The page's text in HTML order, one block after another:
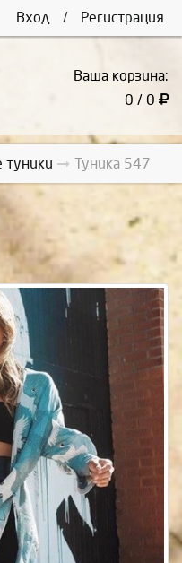
Вход / Регистрация
Ваша корзина:
0 / 0
Туника 547